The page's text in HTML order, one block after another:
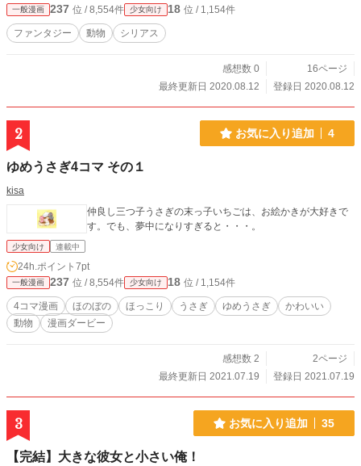
一般漫画 237 位 / 8,554件 少女向け 18 位 / 1,154件
ファンタジー 動物 シリアス
感想数 0
16ページ
最終更新日 2020.08.12
登録日 2020.08.12
2 お気に入り追加 4
ゆめうさぎ4コマ その１
kisa
仲良し三つ子うさぎの末っ子いちごは、お絵かきが大好きで
す。でも、夢中になりすぎると・・・。
少女向け 連載中
24h.ポイント 7pt
一般漫画 237 位 / 8,554件 少女向け 18 位 / 1,154件
4コマ漫画 ほのぼの ほっこり うさぎ ゆめうさぎ
かわいい
動物
漫画ダービー
感想数 2
2ページ
最終更新日 2021.07.19
登録日 2021.07.19
3 お気に入り追加 35
【完結】大きな彼女と小さい俺！